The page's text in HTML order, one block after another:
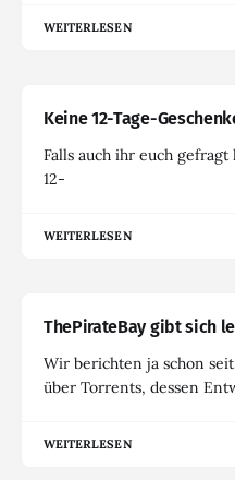
WEITERLESEN
Keine 12-Tage-
Falls auch ihr euch gefragt
12-
WEITERLESEN
ThePirateBay gibt sich
Wir berichten ja schon
über Torrents, dessen
WEITERLESEN